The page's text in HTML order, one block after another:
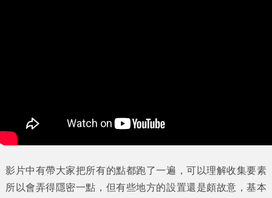
影片中有帶大家把所有的點都跑了一遍，可以理解收集要素
所以會弄得隱密一點，但有些地方的設置還是頗故意，基本